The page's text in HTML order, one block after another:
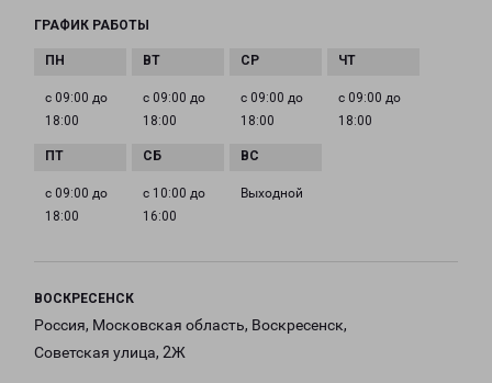
ГРАФИК РАБОТЫ
с 09:00 до
18:00
с 09:00 до
18:00
с 09:00 до
18:00
с 09:00 до
18:00
с 09:00 до
18:00
с 10:00 до
16:00
Выходной
ВОСКРЕСЕНСК
Россия, Московская область, Воскресенск,
Советская улица, 2Ж